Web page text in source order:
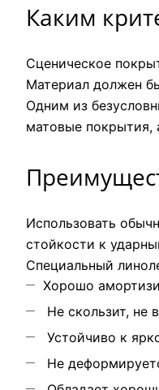
Каким
Сценическое
Материал должен
Одним из
матовые покрытия,
Использовать
стойкости к
Специальный
Хорошо
Не скользит, не
Устойчиво к
Не